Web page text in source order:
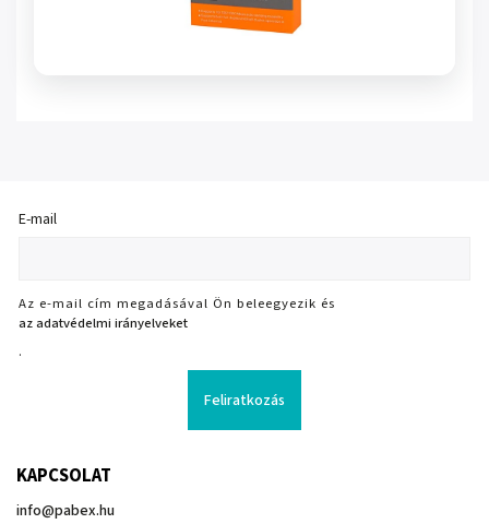
E-mail
Az e-mail cím megadásával Ön beleegyezik és
az adatvédelmi irányelveket
.
Feliratkozás
KAPCSOLAT
info@pabex.hu